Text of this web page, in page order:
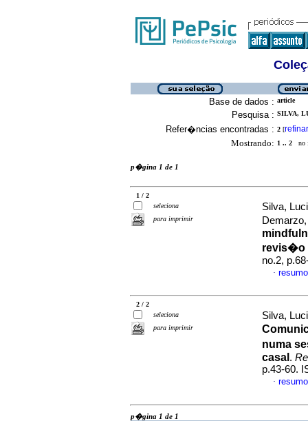
Base de dados : article
Pesquisa : SILVA,
Refer�ncias encontradas : 2 [refinar
Mostrando: 1 .. 2 no
p�gina 1 de 1
1 / 2
seleciona
para imprimir
Silva,
revis�o
no.2,
·
2 / 2
seleciona
para imprimir
Silva,
numa
casal .
p.43-60.
·
p�gina 1 de 1